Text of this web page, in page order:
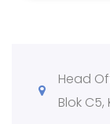
Head
Blok